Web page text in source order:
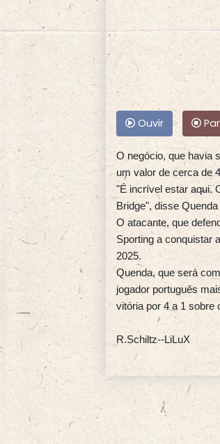
Ouvir
O negócio, que havia
um valor de cerca de
"É incrível estar aqui.
Bridge", disse
O atacante, que
Sporting a conquistar
2025.
Quenda, que será
jogador português
vitória por 4 a 1 sobre
R.Schiltz--LiLuX